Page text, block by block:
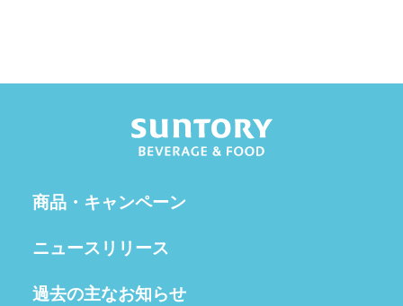
商品・キャンペーン
ニュースリリース
過去の主なお知らせ